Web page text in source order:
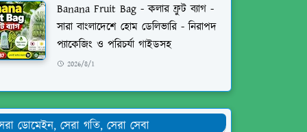
Banana Fruit Bag - কলার ফ্রুট ব্যাগ -
সারা বাংলাদেশে হোম ডেলিভারি - নিরাপদ
প্যাকেজিং ও পরিচর্যা গাইডসহ
2026/8/1
ডোমেইন, সেরা গতি, সেরা সেবা